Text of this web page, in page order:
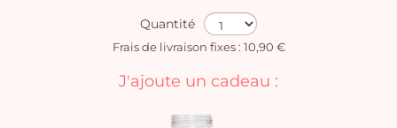
Quantité
Frais de livraison fixes : 10,90 €
J'ajoute un cadeau :